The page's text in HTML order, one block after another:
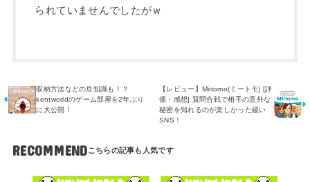
られていませんでしたがｗ
収納方法などの豆知識も！？
kentworldのゲーム部屋を2年ぶり
に大公開！
【レビュー】Miitomo(ミートモ) [評
価・感想] 質問合戦で相手の意外な
秘密を知れるのが楽しかった緩い
SNS！
RECOMMEND